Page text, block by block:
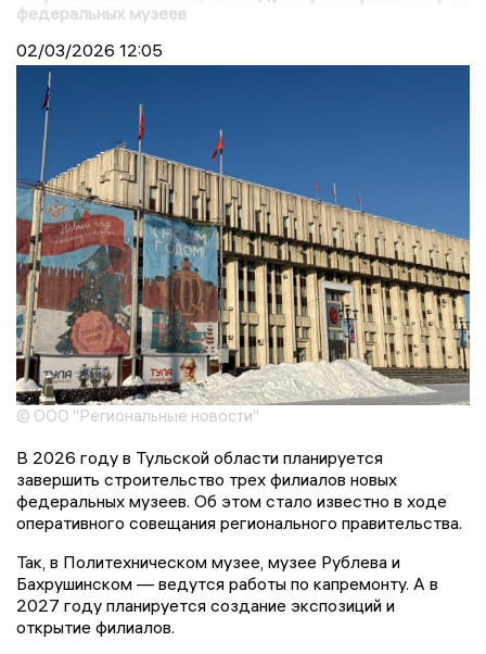
федеральных музеев
02/03/2026 12:05
© ООО "Региональные новости"
В 2026 году в Тульской области планируется
завершить строительство трех филиалов новых
федеральных музеев. Об этом стало известно в ходе
оперативного совещания регионального правительства.
Так, в Политехническом музее, музее Рублева и
Бахрушинском — ведутся работы по капремонту. А в
2027 году планируется создание экспозиций и
открытие филиалов.